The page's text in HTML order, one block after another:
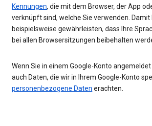
Kennungen, die mit dem Browser, der App
verknüpft sind, welche Sie verwenden. Damit
beispielsweise gewährleisten, dass Ihre
bei allen Browsersitzungen beibehalten
Wenn Sie in einem Google-Konto
auch Daten, die wir in Ihrem Google-Konto
personenbezogene Daten erachten.